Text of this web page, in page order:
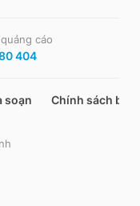
cáo
404
soạn Chính sách bảo